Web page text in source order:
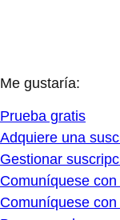
Me gustaría:
Prueba gratis
Adquiere una
Gestionar
Comuníquese
Comuníquese